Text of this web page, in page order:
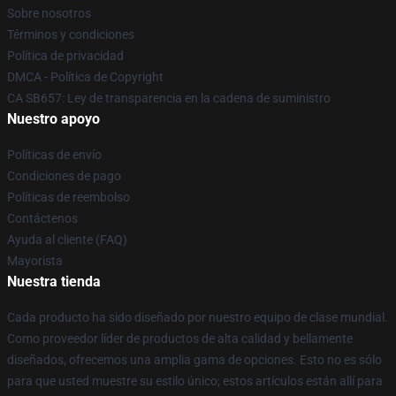
Sobre nosotros
Términos y condiciones
Política de privacidad
DMCA - Política de Copyright
CA SB657: Ley de transparencia en la cadena de suministro
Nuestro apoyo
Políticas de envío
Condiciones de pago
Políticas de reembolso
Contáctenos
Ayuda al cliente (FAQ)
Mayorista
Nuestra tienda
Cada producto ha sido diseñado por nuestro equipo de clase mundial.
Como proveedor líder de productos de alta calidad y bellamente
diseñados, ofrecemos una amplia gama de opciones. Esto no es sólo
para que usted muestre su estilo único; estos artículos están allí para